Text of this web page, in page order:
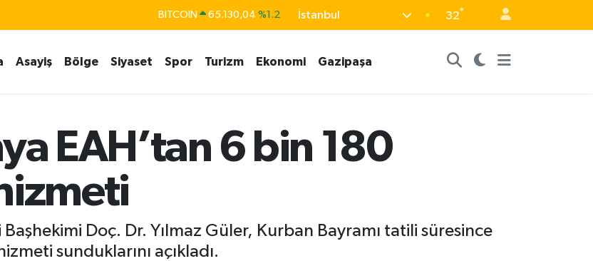
DOLAR 47,7106 %0.17
55,1652 %0.27
13.773 %-19
İstanbul 32°
Asayiş Bölge Siyaset Spor Turizm Ekonomi Gazipaşa
EAH’tan 6 bin 180
Doç. Dr. Yılmaz Güler, Kurban Bayramı tatili süresince
sunduklarını açıkladı.